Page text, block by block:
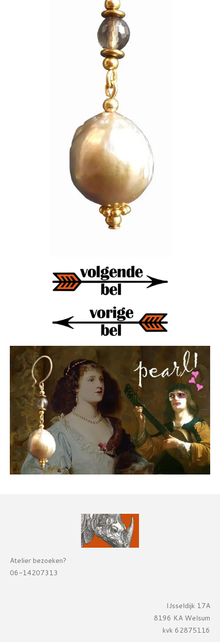
Atelier bezoeken?
06-14207313
IJsseldijk 17A
8196 KA Welsum
kvk 62875116